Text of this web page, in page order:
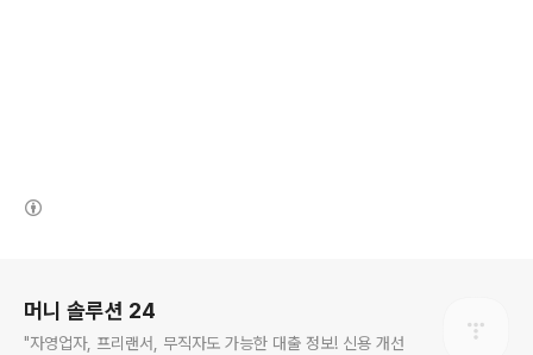
머니 솔루션 24
"자영업자, 프리랜서, 무직자도 가능한 대출 정보! 신용 개선